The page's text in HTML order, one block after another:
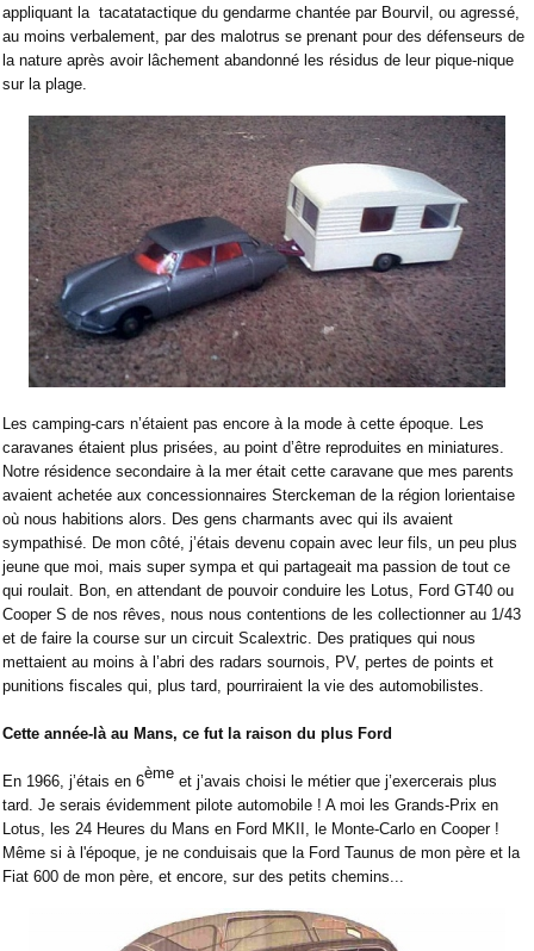
appliquant la tacatatactique du gendarme chantée par Bourvil, ou agressé,
au moins verbalement, par des malotrus se prenant pour des défenseurs de
la nature après avoir lâchement abandonné les résidus de leur pique-nique
sur la plage.
Les camping-cars n’étaient pas encore à la mode à cette époque. Les
caravanes étaient plus prisées, au point d’être reproduites en miniatures.
Notre résidence secondaire à la mer était cette caravane que mes parents
avaient achetée aux concessionnaires Sterckeman de la région lorientaise
où nous habitions alors. Des gens charmants avec qui ils avaient
sympathisé. De mon côté, j’étais devenu copain avec leur fils, un peu plus
jeune que moi, mais super sympa et qui partageait ma passion de tout ce
qui roulait. Bon, en attendant de pouvoir conduire les Lotus, Ford GT40 ou
Cooper S de nos rêves, nous nous contentions de les collectionner au 1/43
et de faire la course sur un circuit Scalextric. Des pratiques qui nous
mettaient au moins à l’abri des radars sournois, PV, pertes de points et
punitions fiscales qui, plus tard, pourriraient la vie des automobilistes.
Cette année-là au Mans, ce fut la raison du plus Ford
En 1966, j’étais en 6ème et j’avais choisi le métier que j’exercerais plus
tard. Je serais évidemment pilote automobile ! A moi les Grands-Prix en
Lotus, les 24 Heures du Mans en Ford MKII, le Monte-Carlo en Cooper !
Même si à l'époque, je ne conduisais que la Ford Taunus de mon père et la
Fiat 600 de mon père, et encore, sur des petits chemins...